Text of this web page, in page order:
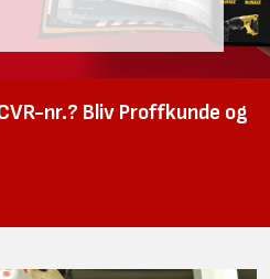
nr.? Bliv Proffkunde og